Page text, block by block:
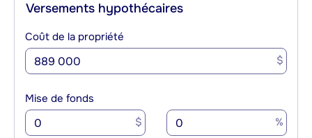
Versements hypothécaires
Coût de la propriété
$
Mise de fonds
$ %